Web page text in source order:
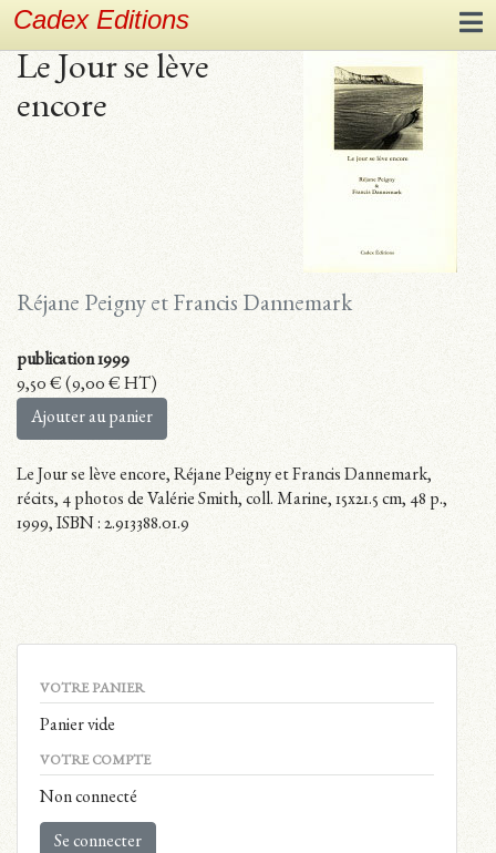
Cadex Editions
Le Jour se lève
encore
Réjane Peigny et Francis Dannemark
publication 1999
9,50€(9,00 €HT)
Ajouter au panier
Le Jour se lève encore, Réjane Peigny et Francis Dannemark,
récits, 4 photos de Valérie Smith, coll. Marine, 15x21.5 cm, 48 p.,
1999, ISBN : 2.913388.01.9
VOTRE PANIER
Panier vide
VOTRE COMPTE
Non connecté
Se connecter